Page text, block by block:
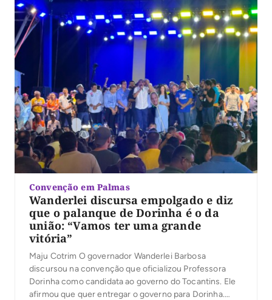
como saúde, segurança pública […]
Convenção em Palmas
Wanderlei discursa empolgado e diz
que o palanque de Dorinha é o da
união: “Vamos ter uma grande
vitória”
Maju Cotrim O governador Wanderlei Barbosa
discursou na convenção que oficializou Professora
Dorinha como candidata ao governo do Tocantins. Ele
afirmou que quer entregar o governo para Dorinha.